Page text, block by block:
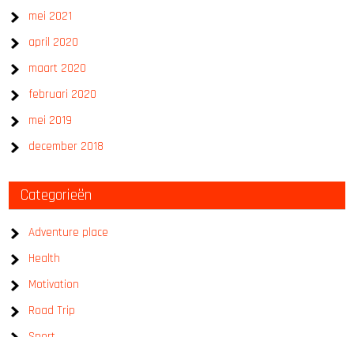
mei 2021
april 2020
maart 2020
februari 2020
mei 2019
december 2018
Categorieën
Adventure place
Health
Motivation
Road Trip